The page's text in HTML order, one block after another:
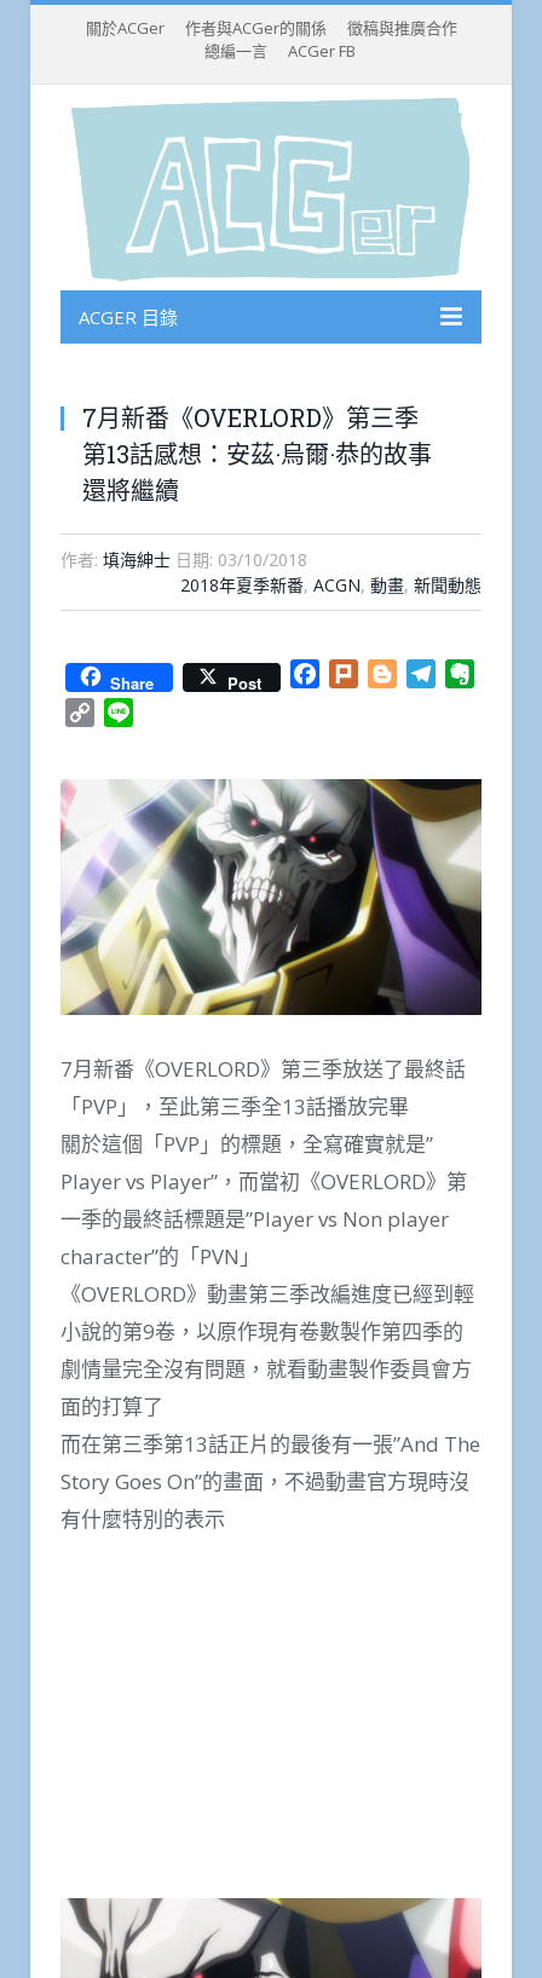
關於ACGer 作者與ACGer的關係
徵稿與推廣合作
總編一言
ACGer FB
ACGER 目錄
7月新番《OVERLORD》第三季
第13話感想：安茲·烏爾·恭的故事
還將繼續
作者: 填海紳士 日期: 03/10/2018
2018年夏季新番, ACGN, 動畫, 新聞動態
Share Post Facebook
Plurk BloggerTelegram
Copy
7月新番《OVERLORD》第三季放送了最終話
「PVP」，至此第三季全13話播放完畢
關於這個「PVP」的標題，全寫確實就是”
Player vs Player”，而當初《OVERLORD》第
一季的最終話標題是”Player vs Non player
character”的「PVN」
《OVERLORD》動畫第三季改編進度已經到輕
小說的第9卷，以原作現有卷數製作第四季的
劇情量完全沒有問題，就看動畫製作委員會方
面的打算了
而在第三季第13話正片的最後有一張”And The
Story Goes On”的畫面，不過動畫官方現時沒
有什麼特別的表示